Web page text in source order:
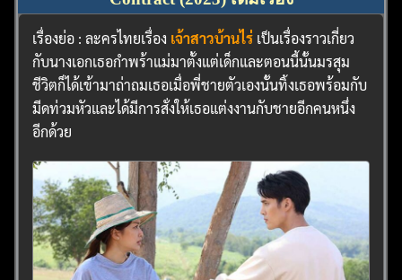
เรื่องย่อ : ละครไทยเรื่อง เจ้าสาวบ้านไร่ เป็นเรื่องราวเกี่ยว
กับนางเอกเธอกำพร้าแม่มาตั้งแต่เด็กและตอนนี้นั้นมรสุม
ชีวิตก็ได้เข้ามาถ่าถมเธอเมื่อพี่ชายตัวเองนั้นทิ้งเธอพร้อมกับ
มีดท่วมหัวและได้มีการสั่งให้เธอแต่งงานกับชายอีกคนหนึ่ง
อีกด้วย